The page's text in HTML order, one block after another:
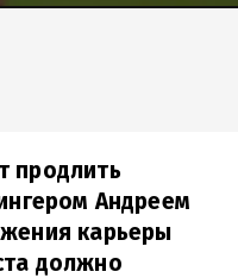
продлить
Андреем
карьеры
должно